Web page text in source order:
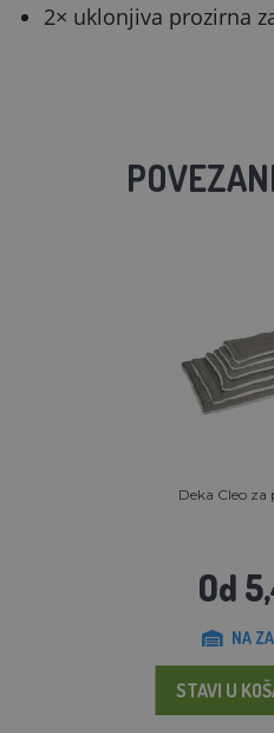
2× uklonjiva prozirna
Deka Cleo za
Od
NA
STAVI U